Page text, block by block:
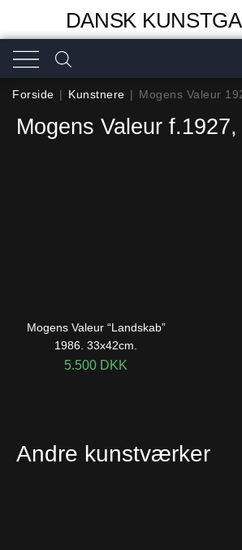
DANSK
Forside | Kunstnere | Mogens Valeur
Mogens Valeur
Mogens Valeur “Landskab”
1986. 33x42cm.
5.500 DKK
Andre kunstværker